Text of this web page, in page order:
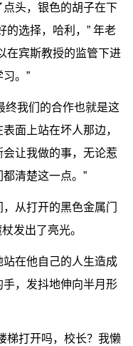
头，银色的胡子在下
的选择，哈利，” 年老
在宾斯教授的监管下进
。”
终我们的合作也就是这
面上站在坏人那边，
让我做的事，无论惹
清楚这一点。”
从打开的黑色金属门
发出了亮光。
在他自己的人生造成
，发抖地伸向半月形
梯打开吗，校长？我懒